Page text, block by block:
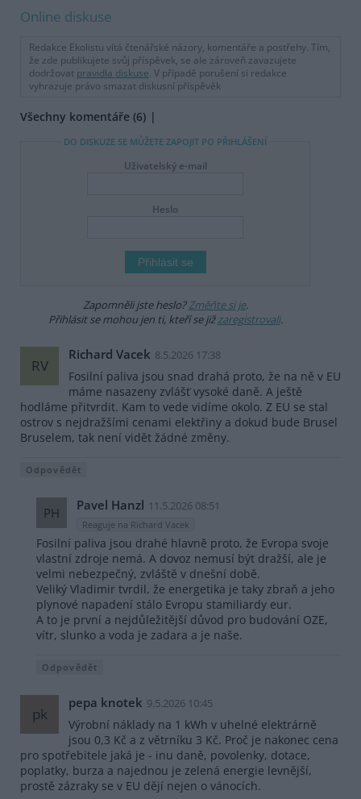
Online diskuse
Redakce Ekolistu vítá čtenářské názory, komentáře a postřehy. Tím,
že zde publikujete svůj příspěvek, se ale zároveň zavazujete
dodržovat pravidla diskuse. V případě porušení si redakce
vyhrazuje právo smazat diskusní příspěvěk
Všechny komentáře (6)
DO DISKUZE SE MŮŽETE ZAPOJIT PO PŘIHLÁŠENÍ
Uživatelský e-mail
Heslo
Zapomněli jste heslo?Změňte si je.
Přihlásit se mohou jen ti, kteří se jižzaregistrovali.
RV
Richard Vacek 8.5.2026 17:38
Fosilní paliva jsou snad drahá proto, že na ně v EU
máme nasazeny zvlášť vysoké daně. A ještě
hodláme přitvrdit. Kam to vede vidíme okolo. Z EU se stal
ostrov s nejdražšími cenami elektřiny a dokud bude Brusel
Bruselem, tak není vidět žádné změny.
Odpovědět
PH Pavel Hanzl 11.5.2026 08:51
Reaguje na Richard Vacek
Fosilní paliva jsou drahé hlavně proto, že Evropa svoje
vlastní zdroje nemá. A dovoz nemusí být dražší, ale je
velmi nebezpečný, zvláště v dnešní době.
Veliký Vladimir tvrdil, že energetika je taky zbraň a jeho
plynové napadení stálo Evropu stamiliardy eur.
A to je první a nejdůležitější důvod pro budování OZE,
vítr, slunko a voda je zadara a je naše.
Odpovědět
pk
pepa knotek 9.5.2026 10:45
Výrobní náklady na 1 kWh v uhelné elektrárně
jsou 0,3 Kč a z větrníku 3 Kč. Proč je nakonec cena
pro spotřebitele jaká je - inu daně, povolenky, dotace,
poplatky, burza a najednou je zelená energie levnější,
prostě zázraky se v EU dějí nejen o vánocích.